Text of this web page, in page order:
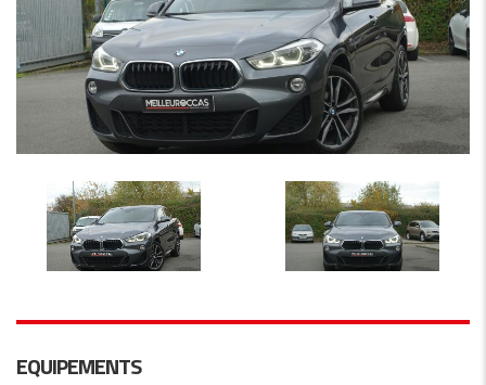
EQUIPEMENTS